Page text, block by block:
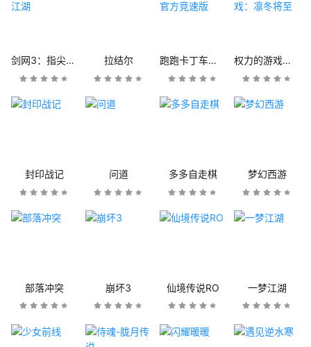
剑网3：指尖江湖 拉结尔 跑跑卡丁车官方竞速版 权力的游戏：凛冬将至
封印战记 问道 多多自走棋 梦幻西游
部落冲突 崩坏3 仙境传说RO 一梦江湖